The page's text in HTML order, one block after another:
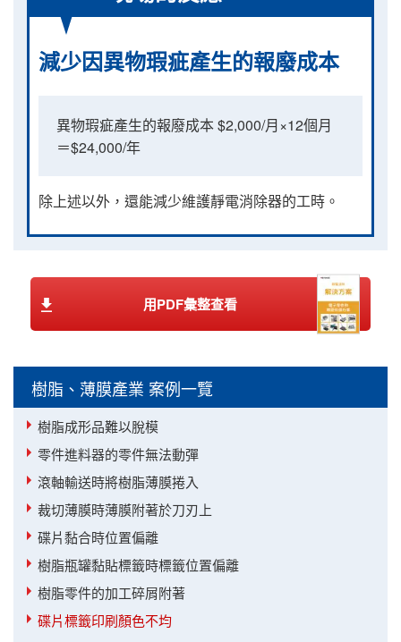
減少因異物瑕疵產生的報廢成本
異物瑕疵產生的報廢成本 $2,000/月×12個月
＝$24,000/年
除上述以外，還能減少維護靜電消除器的工時。
用PDF彙整查看
樹脂、薄膜產業 案例一覽
樹脂成形品難以脫模
零件進料器的零件無法動彈
滾軸輸送時將樹脂薄膜捲入
裁切薄膜時薄膜附著於刀刃上
碟片黏合時位置偏離
樹脂瓶罐黏貼標籤時標籤位置偏離
樹脂零件的加工碎屑附著
碟片標籤印刷顏色不均